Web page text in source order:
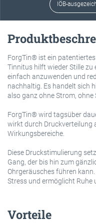
IÖB-
ForgTin® ist ein
Tinnitus hilft wieder Stille zu
einfach anzuwenden und
nachhaltig. Es handelt sich
also ganz ohne Strom, ohne
ForgTin® wird tagsüber
wirkt durch Druckverteilung
Wirkungsbereiche.
Diese Druckstimulierung
Gang, der bis hin zum
Ohrgeräusches führen
Stress und ermöglicht Ruhe
Vorteile